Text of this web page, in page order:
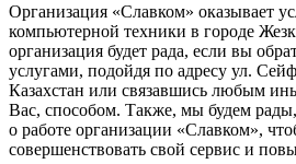
Организация «Славком» оказывает
компьютерной техники в городе
организация будет рада, если вы
услугами, подойдя по адресу ул.
Казахстан или связавшись любым
Вас, способом. Также, мы будем
о работе организации «Славком»,
совершенствовать свой сервис и